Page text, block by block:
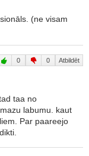
(ne visam
0 0 Atbildēt
taa no
labumu. kaut
Par paareejo